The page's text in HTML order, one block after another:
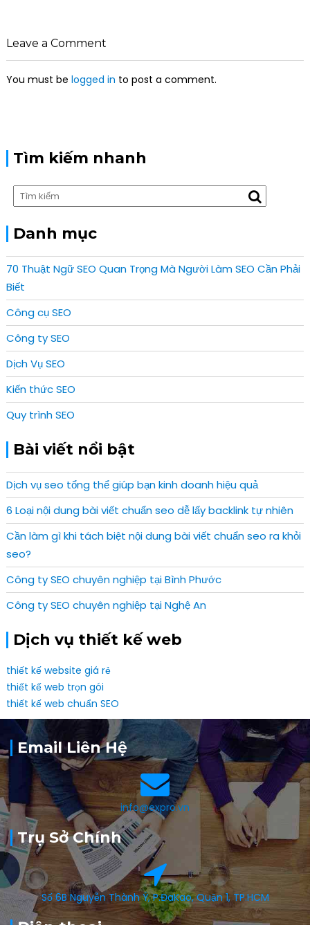
i
g
t
Leave a Comment
You must be logged in to post a comment.
Tìm kiếm nhanh
Danh mục
70 Thuật Ngữ SEO Quan Trọng Mà Người Làm SEO Cần Phải
Biết
Công cụ SEO
Công ty SEO
Dịch Vụ SEO
Kiến thức SEO
Quy trình SEO
Bài viết nổi bật
Dịch vụ seo tổng thể giúp bạn kinh doanh hiệu quả
6 Loại nội dung bài viết chuẩn seo dễ lấy backlink tự nhiên
Cần làm gì khi tách biệt nội dung bài viết chuẩn seo ra khỏi
seo?
Công ty SEO chuyên nghiệp tại Bình Phước
Công ty SEO chuyên nghiệp tại Nghệ An
Dịch vụ thiết kế web
thiết kế website giá rẻ
thiết kế web trọn gói
thiết kế web chuẩn SEO
Email Liên Hệ
info@expro.vn
Trụ Sở Chính
Số 6B Nguyễn Thành Ý, P.ĐaKao, Quận 1, TP.HCM